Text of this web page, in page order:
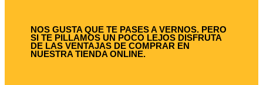
NOS GUSTA QUE TE PASES A VERNOS. PERO
SI TE PILLAMOS UN POCO LEJOS DISFRUTA
DE LAS VENTAJAS DE COMPRAR EN
NUESTRA TIENDA ONLINE.